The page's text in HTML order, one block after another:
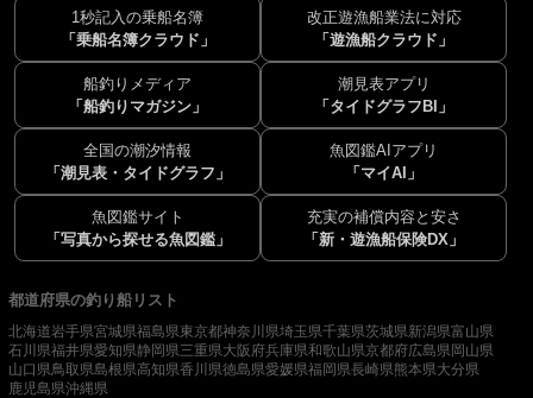
1秒記入の乗船名簿
「乗船名簿クラウド」
改正遊漁船業法に対応
「遊漁船クラウド」
船釣りメディア
「船釣りマガジン」
潮見表アプリ
「タイドグラフBI」
全国の潮汐情報
「潮見表・タイドグラフ」
魚図鑑AIアプリ
「マイAI」
魚図鑑サイト
「写真から探せる魚図鑑」
充実の補償内容と安さ
「新・遊漁船保険DX」
都道府県の釣り船リスト
北海道岩手県宮城県福島県東京都神奈川県埼玉県千葉県茨城県新潟県富山県
石川県福井県愛知県静岡県三重県大阪府兵庫県和歌山県京都府広島県岡山県
山口県鳥取県島根県高知県香川県徳島県愛媛県福岡県長崎県熊本県大分県
鹿児島県沖縄県